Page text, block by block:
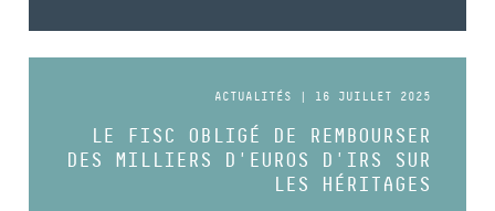
ACTUALITÉS | 16 JUILLET 2025
LE FISC OBLIGÉ DE REMBOURSER
DES MILLIERS D'EUROS D'IRS SUR
LES HÉRITAGES